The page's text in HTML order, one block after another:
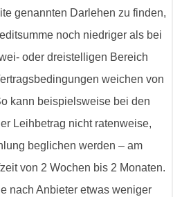
genannten Darlehen zu finden,
noch niedriger als bei
oder dreistelligen Bereich
weichen von
kann beispielsweise bei den
Leihbetrag nicht ratenweise,
beglichen werden – am
von 2 Wochen bis 2 Monaten.
nach Anbieter etwas weniger